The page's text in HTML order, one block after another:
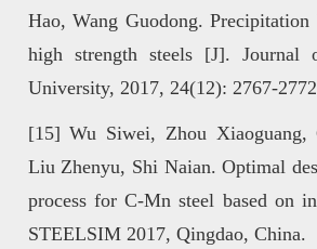
Hao, Wang Guodong.
high strength steels [J]. Journal
University, 2017, 24(12): 2767-
[15]Wu Siwei, Zhou Xiaoguang,
Liu Zhenyu, Shi Naian. Optimal
process for C-Mn steel based on
STEELSIM 2017, Qingdao, China.